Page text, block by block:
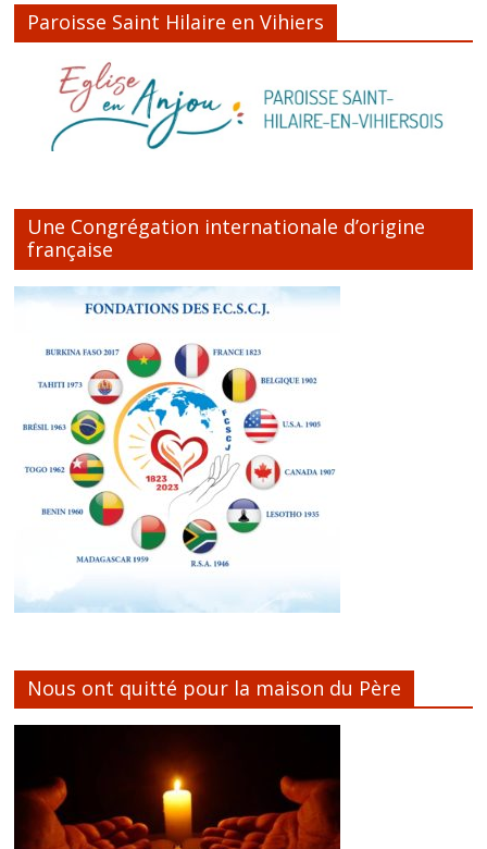
Paroisse Saint Hilaire en Vihiers
Une Congrégation internationale d’origine
française
Nous ont quitté pour la maison du Père